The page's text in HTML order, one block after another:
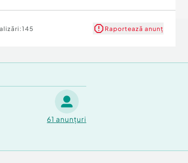
145 Raportează anunț
61 anunțuri